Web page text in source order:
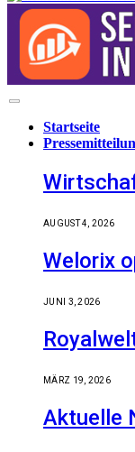
Startseite
AUGUST 4, 2026
Welorix
JUNI 3, 2026
MÄRZ 19, 2026
Aktuelle